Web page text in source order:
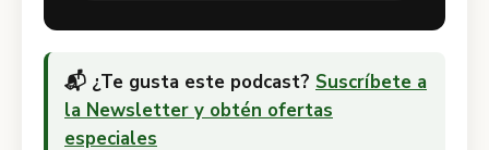
📬 ¿Te gusta este podcast? Suscríbete a
la Newsletter y obtén ofertas
especiales